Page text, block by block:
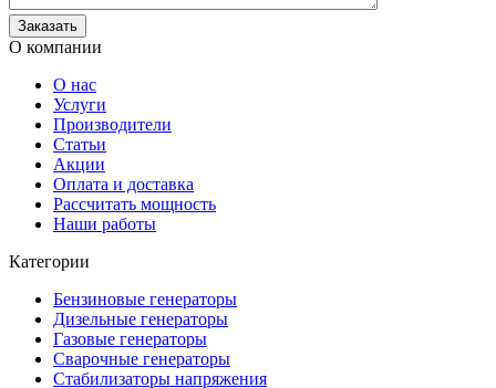
О компании
О нас
Услуги
Производители
Статьи
Акции
Оплата и доставка
Рассчитать мощность
Наши работы
Категории
Бензиновые генераторы
Дизельные генераторы
Газовые генераторы
Сварочные генераторы
Стабилизаторы напряжения